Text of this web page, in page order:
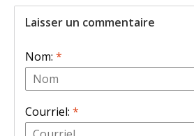
Laisser un commentaire
Nom: *
Courriel: *